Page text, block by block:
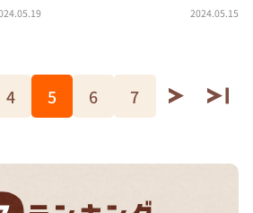
2024.05.15
4 5 6 7